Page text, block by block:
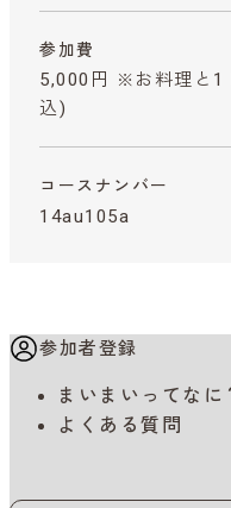
参加費
5,000円 ※お料理と1
込)
コースナンバー
14au105a
参加者登録
まいまいってなに
よくある質問